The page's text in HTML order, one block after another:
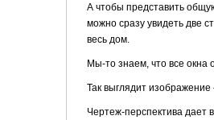
А чтобы представить
можно сразу увидеть две
весь дом.
Мы-то знаем, что все окна
Так выглядит изображение
Чертеж-перспектива дает